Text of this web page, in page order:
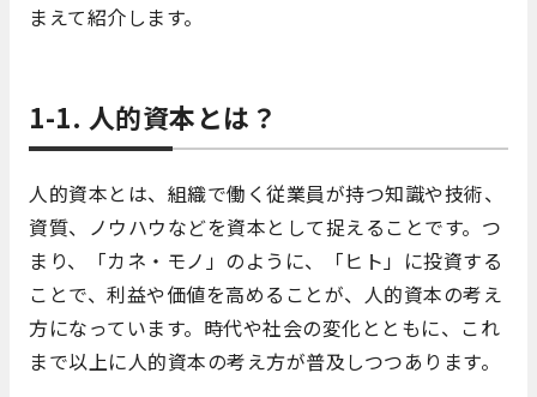
まえて紹介します。
1-1. 人的資本とは？
人的資本とは、組織で働く従業員が持つ知識や技術、
資質、ノウハウなどを資本として捉えることです。つ
まり、「カネ・モノ」のように、「ヒト」に投資する
ことで、利益や価値を高めることが、人的資本の考え
方になっています。時代や社会の変化とともに、これ
まで以上に人的資本の考え方が普及しつつあります。